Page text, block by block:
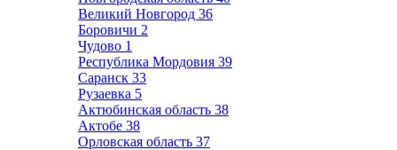
Великий Новгород 36
Боровичи 2
Чудово 1
Республика Мордовия 39
Саранск 33
Рузаевка 5
Актюбинская область 38
Актобе 38
Орловская область 37